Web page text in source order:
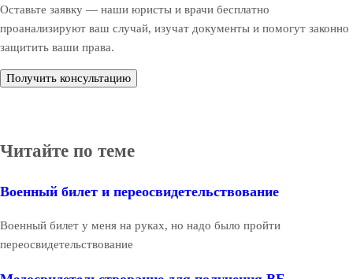
Оставьте заявку — наши юристы и врачи бесплатно
проанализируют ваш случай, изучат документы и помогут законно
защитить ваши права.
Получить консультацию
Читайте по теме
Военный билет и переосвидетельствование
Военный билет у меня на руках, но надо было пройти
переосвидетельствование